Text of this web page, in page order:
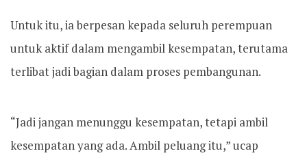
Untuk itu, ia berpesan kepada seluruh perempuan
untuk aktif dalam mengambil kesempatan, terutama
terlibat jadi bagian dalam proses pembangunan.
“Jadi jangan menunggu kesempatan, tetapi ambil
kesempatan yang ada. Ambil peluang itu,” ucap